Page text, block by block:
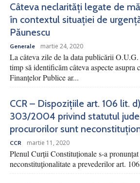
Câteva neclarități legate de
în contextul situației de
Păunescu
Generale martie 24, 2020
La câteva zile de la data publicării
timp să identificăm câteva aspecte asupra
Finanțelor Publice ar...
CCR – Dispozițiile art. 106 lit.
303/2004 privind statutul
procurorilor sunt
CCR martie 11, 2020
Plenul Curții Constituționale s-a pronunțat
neconstituționalitate a prevederilor art.